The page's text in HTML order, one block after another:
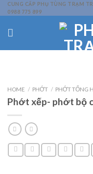
Skip
to
CUNG CẤP PHỤ TÙNG TRẠM
0988 775 899
HOME / PHỚT / PHỚT TỔNG
Phớt xếp- phớt bộ